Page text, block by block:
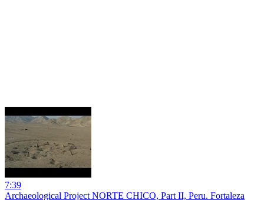
7:39
Archaeological Project NORTE CHICO, Part II, Peru. Fortaleza